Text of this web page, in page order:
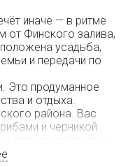
иначе — в ритме
от Финского залива,
усадьба,
и передачи по
Это продуманное
и отдыха.
района. Вас
и черникой.
отдалении (вокруг
без чувства